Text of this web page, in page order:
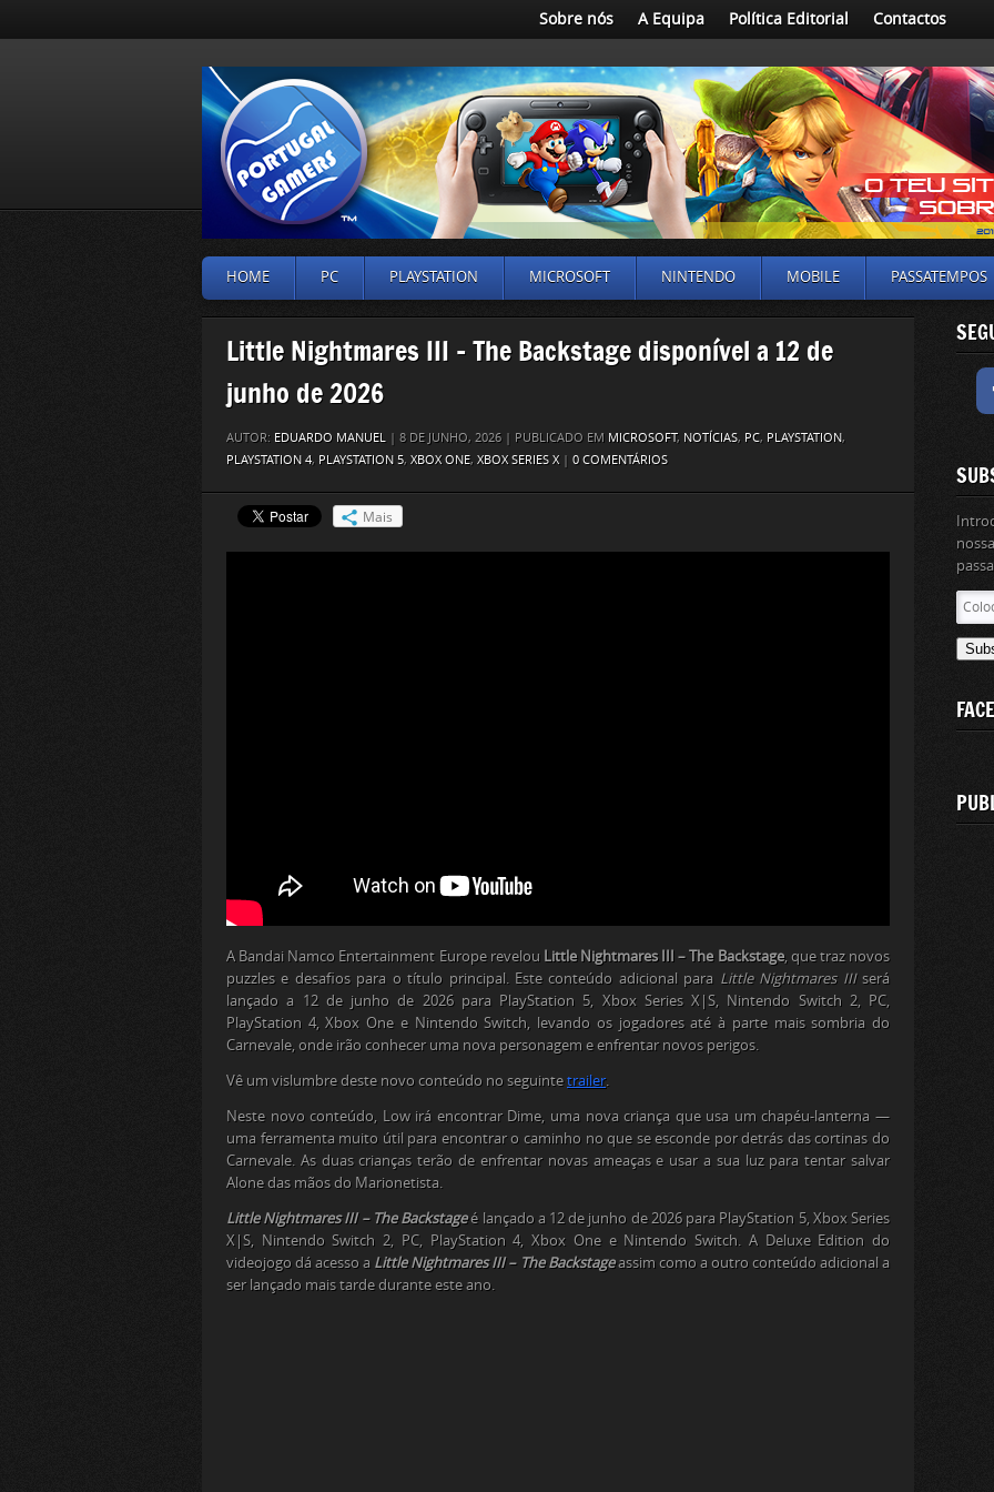
Sobre nós A Equipa Política Editorial Contactos
HOME PC PLAYSTATION MICROSOFT NINTENDO MOBILE PASSATEMPOS
Little Nightmares III – The Backstage disponível a 12 de
junho de 2026
AUTOR: EDUARDO MANUEL | 8 DE JUNHO, 2026 | PUBLICADO EM MICROSOFT, NOTÍCIAS, PC, PLAYSTATION,
PLAYSTATION 4, PLAYSTATION 5, XBOX ONE, XBOX SERIES X| 0 COMENTÁRIOS
Mais
A Bandai Namco Entertainment Europe revelou Little Nightmares III – The Backstage, que traz novos
puzzles e desafios para o título principal. Este conteúdo adicional para Little Nightmares IIIserá
lançado a 12 de junho de 2026 para PlayStation 5, Xbox Series X|S, Nintendo Switch 2, PC,
PlayStation 4, Xbox One e Nintendo Switch, levando os jogadores até à parte mais sombria do
Carnevale, onde irão conhecer uma nova personagem e enfrentar novos perigos.
Vê um vislumbre deste novo conteúdo no seguinte trailer.
Neste novo conteúdo, Low irá encontrar Dime, uma nova criança que usa um chapéu-lanterna —
uma ferramenta muito útil para encontrar o caminho no que se esconde por detrás das cortinas do
Carnevale. As duas crianças terão de enfrentar novas ameaças e usar a sua luz para tentar salvar
Alone das mãos do Marionetista.
Little Nightmares III – The Backstageé lançado a 12 de junho de 2026 para PlayStation 5, Xbox Series
X|S, Nintendo Switch 2, PC, PlayStation 4, Xbox One e Nintendo Switch. A Deluxe Edition do
videojogo dá acesso a Little Nightmares III – The Backstageassim como a outro conteúdo adicional a
ser lançado mais tarde durante este ano.
aqui
o
de
email